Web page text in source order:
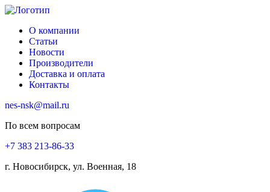
О компании
Статьи
Новости
Производители
Доставка и оплата
Контакты
nes-nsk@mail.ru
По всем вопросам
+7 383 213-86-33
г. Новосибирск, ул. Военная, 18